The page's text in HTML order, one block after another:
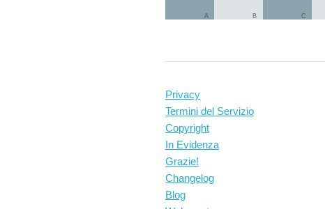
A B C
Privacy
Termini del Servizio
Copyright
In Evidenza
Grazie!
Changelog
Blog